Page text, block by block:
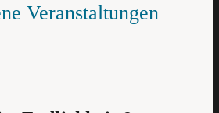
Veranstaltungen